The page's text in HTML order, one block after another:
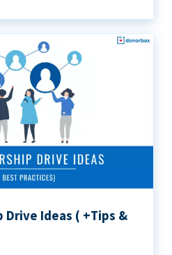
Drive Ideas ( +Tips &